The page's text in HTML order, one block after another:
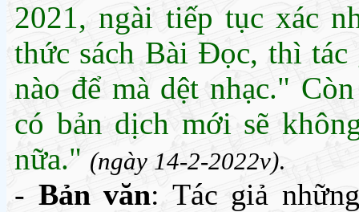
2021, ngài tiếp tục xác
thức sách Bài Đọc, thì
nào để mà dệt nhạc."
có bản dịch mới sẽ
nữa." (ngày 14-2-2022v).
- Bản văn: Tác giả